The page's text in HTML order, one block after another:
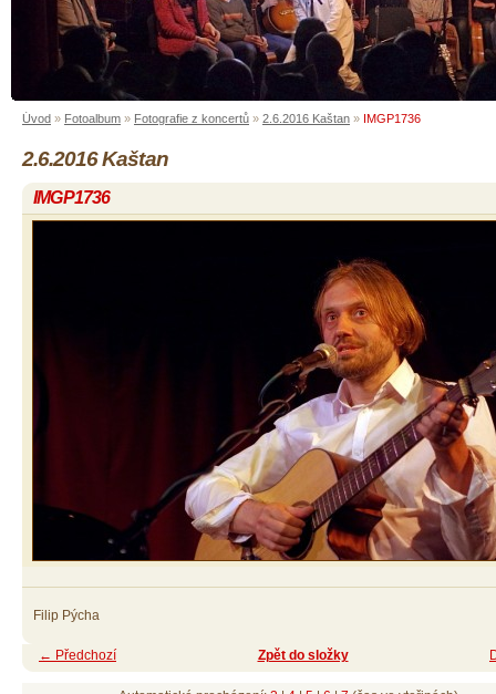
Úvod » Fotoalbum » Fotografie z koncertů » 2.6.2016 Kaštan » IMGP1736
2.6.2016 Kaštan
IMGP1736
Filip Pýcha
← Předchozí Zpět do složky